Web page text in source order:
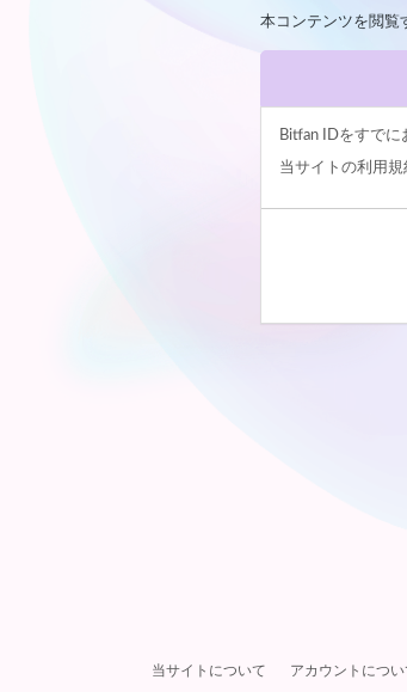
本コンテンツを閲覧
Bitfan IDをすでに
当サイトの利用規
当サイトについて アカウントについ